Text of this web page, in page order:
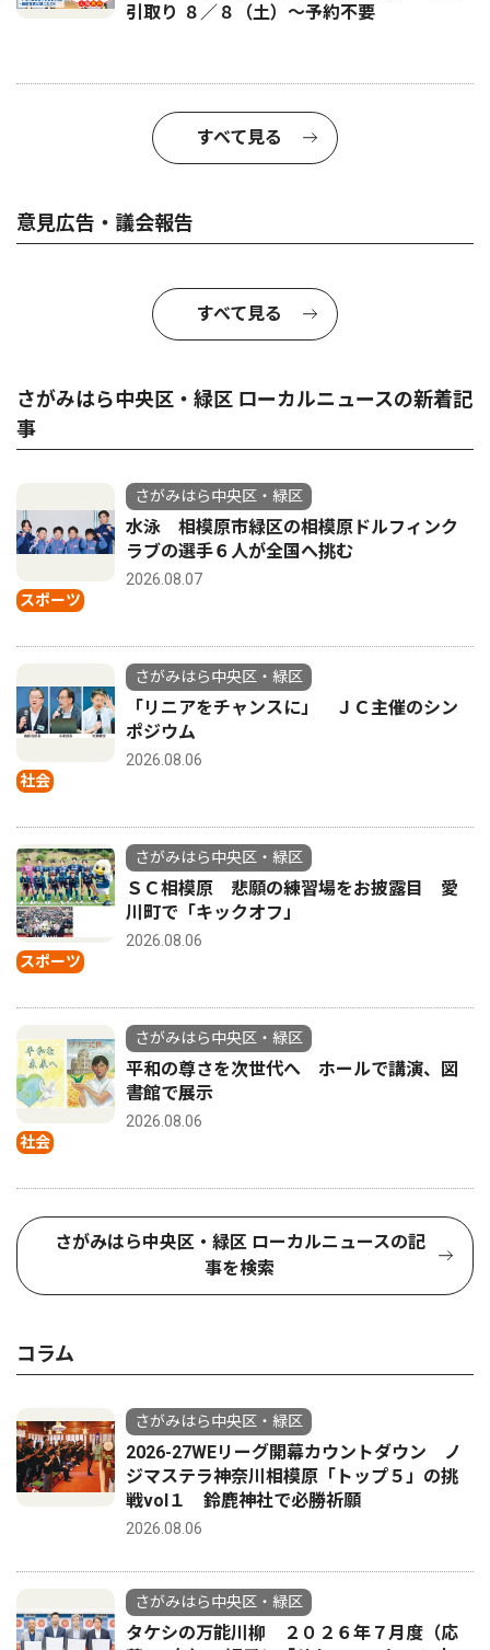
引取り ８／８（土）〜予約不要
すべて見る
意見広告・議会報告
すべて見る
さがみはら中央区・緑区 ローカルニュースの新着記
事
スポーツ
さがみはら中央区・緑区
水泳 相模原市緑区の相模原ドルフィンク
ラブの選手６人が全国へ挑む
2026.08.07
社会
さがみはら中央区・緑区
「リニアをチャンスに」 ＪＣ主催のシン
ポジウム
2026.08.06
スポーツ
さがみはら中央区・緑区
ＳＣ相模原 悲願の練習場をお披露目 愛
川町で「キックオフ」
2026.08.06
社会
さがみはら中央区・緑区
平和の尊さを次世代へ ホールで講演、図
書館で展示
2026.08.06
さがみはら中央区・緑区 ローカルニュースの記
事を検索
コラム
さがみはら中央区・緑区
2026-27WEリーグ開幕カウントダウン ノ
ジマステラ神奈川相模原「トップ５」の挑
戦vol１ 鈴鹿神社で必勝祈願
2026.08.06
さがみはら中央区・緑区
タケシの万能川柳 ２０２６年７月度（応